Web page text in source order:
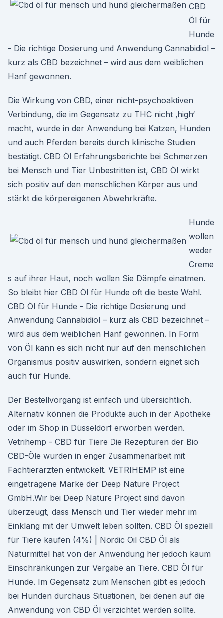
CBD
Öl für
Hunde
- Die richtige Dosierung und Anwendung Cannabidiol –
kurz als CBD bezeichnet – wird aus dem weiblichen
Hanf gewonnen.
Die Wirkung von CBD, einer nicht-psychoaktiven
Verbindung, die im Gegensatz zu THC nicht ‚high‘
macht, wurde in der Anwendung bei Katzen, Hunden
und auch Pferden bereits durch klinische Studien
bestätigt. CBD Öl Erfahrungsberichte bei Schmerzen
bei Mensch und Tier Unbestritten ist, CBD Öl wirkt
sich positiv auf den menschlichen Körper aus und
stärkt die körpereigenen Abwehrkräfte.
Hunde
wollen
weder
Creme
s auf ihrer Haut, noch wollen Sie Dämpfe einatmen.
So bleibt hier CBD Öl für Hunde oft die beste Wahl.
CBD Öl für Hunde - Die richtige Dosierung und
Anwendung Cannabidiol – kurz als CBD bezeichnet –
wird aus dem weiblichen Hanf gewonnen. In Form
von Öl kann es sich nicht nur auf den menschlichen
Organismus positiv auswirken, sondern eignet sich
auch für Hunde.
Der Bestellvorgang ist einfach und übersichtlich.
Alternativ können die Produkte auch in der Apotheke
oder im Shop in Düsseldorf erworben werden.
Vetrihemp - CBD für Tiere Die Rezepturen der Bio
CBD-Öle wurden in enger Zusammenarbeit mit
Fachtierärzten entwickelt. VETRIHEMP ist eine
eingetragene Marke der Deep Nature Project
GmbH.Wir bei Deep Nature Project sind davon
überzeugt, dass Mensch und Tier wieder mehr im
Einklang mit der Umwelt leben sollten. CBD Öl speziell
für Tiere kaufen (4%) | Nordic Oil CBD Öl als
Naturmittel hat von der Anwendung her jedoch kaum
Einschränkungen zur Vergabe an Tiere. CBD Öl für
Hunde. Im Gegensatz zum Menschen gibt es jedoch
bei Hunden durchaus Situationen, bei denen auf die
Anwendung von CBD Öl verzichtet werden sollte.